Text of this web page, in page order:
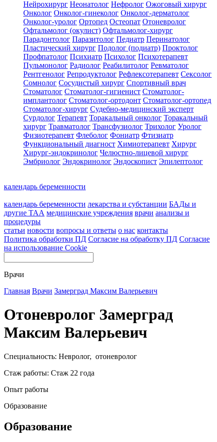
Нейрохирург Неонатолог Нефролог Ожоговый хирург
Онколог Онколог-гинеколог Онколог-дерматолог
Онколог-уролог Ортопед Остеопат Отоневролог
Офтальмолог (окулист) Офтальмолог-хирург
Парадонтолог Паразитолог Педиатр Перинатолог
Пластический хирург Подолог (подиатр) Проктолог
Профпатолог Психиатр Психолог Психотерапевт
Пульмонолог Радиолог Реабилитолог Ревматолог
Рентгенолог Репродуктолог Рефлексотерапевт Сексолог
Сомнолог Сосудистый хирург Спортивный врач
Стоматолог Стоматолог-гигиенист Стоматолог-
имплантолог Стоматолог-ортодонт Стоматолог-ортопед
Стоматолог-хирург Судебно-медицинский эксперт
Сурдолог Терапевт Торакальный онколог Торакальный
хирург Травматолог Трансфузиолог Трихолог Уролог
Физиотерапевт Флеболог Фониатр Фтизиатр
Функциональный диагност Химиотерапевт Хирург
Хирург-эндокринолог Челюстно-лицевой хирург
Эмбриолог Эндокринолог Эндоскопист Эпилептолог
календарь беременности
календарь беременности лекарства и субстанции БАДы и
другие ТАА медицинские учреждения врачи анализы и
процедуры
статьи новости вопросы и ответы о нас контакты
Политика обработки ПД Согласие на обработку ПД Согласие
на использование Cookie
Врачи
Главная Врачи Замерград Максим Валерьевич
Отоневролог Замерград
Максим Валерьевич
Специальность: Невролог, отоневролог
Стаж работы: Стаж 22 года
Опыт работы
Образование
Образование